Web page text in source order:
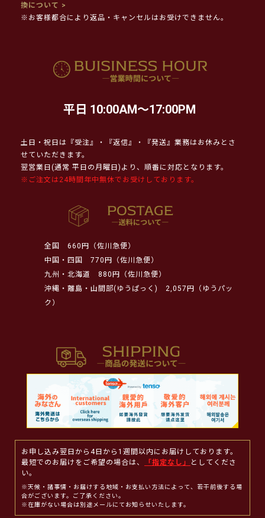
換について >
※お客様都合により返品・キャンセルはお受けできません。
平日 10:00AM～17:00PM
土日・祝日は『受注』・『返信』・『発送』業務はお休みとさ
せていただきます。
翌営業日(通常 平日の月曜日)より、順番に対応となります。
※ご注文は24時間年中無休でお受けしております。
全国
660円（佐川急便）
中国・四国
770円（佐川急便）
九州・北海道
880円（佐川急便）
沖縄・離島・山間部(ゆうぱっく)
2,057円（ゆうパッ
ク）
お申し込み翌日から4日から1週間以内にお届けしております。
最短でのお届けをご希望の場合は、
「指定なし」
としてくださ
い。
※天候・諸事情・お届けする地域・お支払い方法によって、若干前後する場
合がございます。ご了承ください。
※在庫がない場合は別途メールにてお知らせいたします。